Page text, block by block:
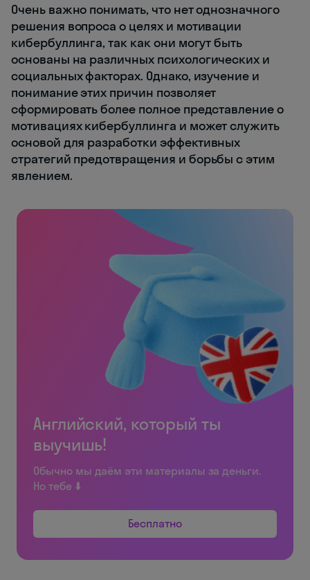
Очень важно понимать, что нет однозначного
решения вопроса о целях и мотивации
кибербуллинга, так как они могут быть
основаны на различных психологических и
социальных факторах. Однако, изучение и
понимание этих причин позволяет
сформировать более полное представление о
мотивациях кибербуллинга и может служить
основой для разработки эффективных
стратегий предотвращения и борьбы с этим
явлением.
Английский, который ты
выучишь!
Обычно мы даём эти материалы за деньги.
Но тебе ⬇️
Бесплатно